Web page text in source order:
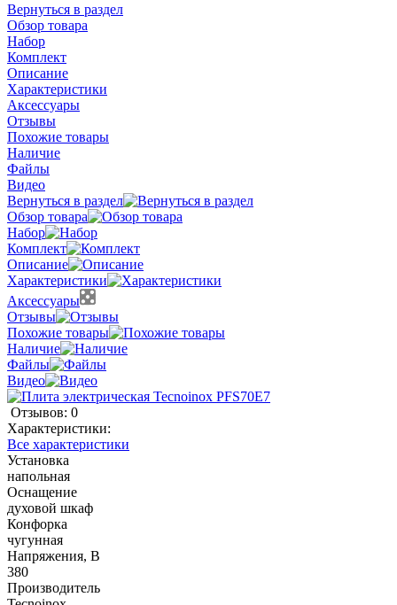
Вернуться в раздел
Обзор товара
Набор
Комплект
Описание
Характеристики
Аксессуары
Отзывы
Похожие товары
Наличие
Файлы
Видео
Вернуться в раздел
Обзор товара
Набор
Комплект
Описание
Характеристики
Аксессуары
Отзывы
Похожие товары
Наличие
Файлы
Видео
Отзывов: 0
Характеристики:
Все характеристики
Установка
напольная
Оснащение
духовой шкаф
Конфорка
чугунная
Напряжения, В
380
Производитель